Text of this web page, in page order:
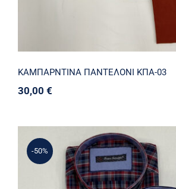
ΚΑΜΠΑΡΝΤΙΝΑ ΠΑΝΤΕΛΟΝΙ ΚΠΑ-03
30,00 €
-50%